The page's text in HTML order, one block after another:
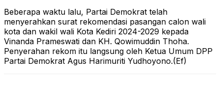
Beberapa waktu lalu, Partai Demokrat telah
menyerahkan surat rekomendasi pasangan calon wali
kota dan wakil wali Kota Kediri 2024-2029 kepada
Vinanda Prameswati dan KH. Qowimuddin Thoha.
Penyerahan rekom itu langsung oleh Ketua Umum DPP
Partai Demokrat Agus Harimuriti Yudhoyono.(Ef)